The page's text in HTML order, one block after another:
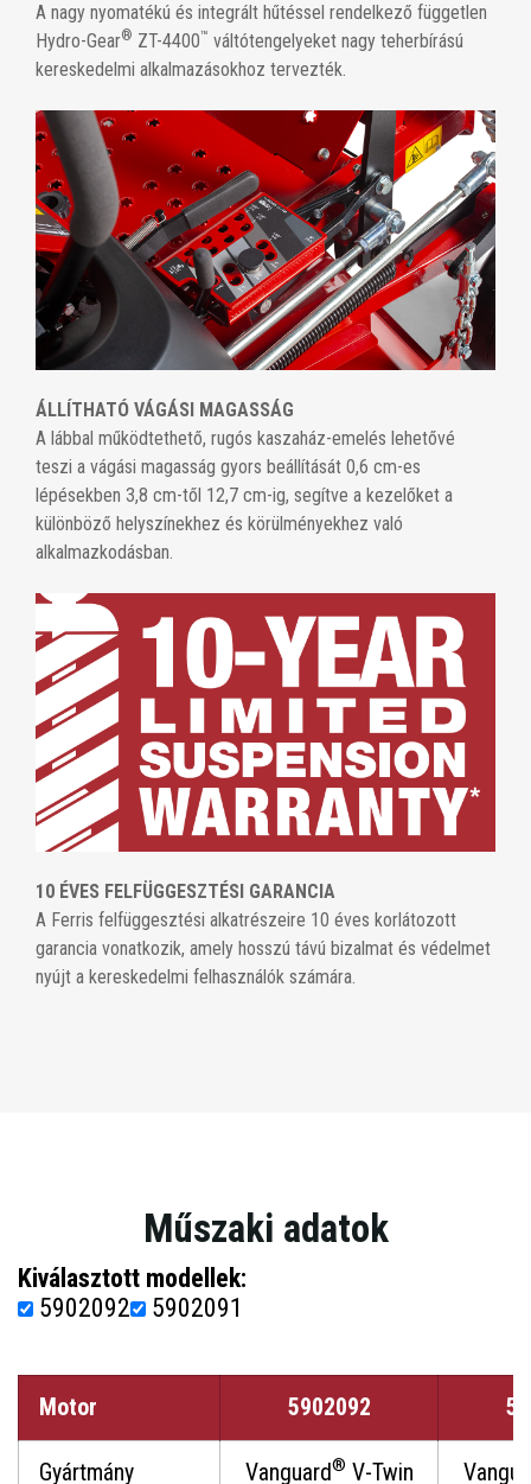
A nagy nyomatékú és integrált hűtéssel rendelkező független
Hydro-Gear® ZT-4400™ váltótengelyeket nagy teherbírású
kereskedelmi alkalmazásokhoz tervezték.
ÁLLÍTHATÓ VÁGÁSI MAGASSÁG
A lábbal működtethető, rugós kaszaház-emelés lehetővé
teszi a vágási magasság gyors beállítását 0,6 cm-es
lépésekben 3,8 cm-től 12,7 cm-ig, segítve a kezelőket a
különböző helyszínekhez és körülményekhez való
alkalmazkodásban.
10 ÉVES FELFÜGGESZTÉSI GARANCIA
A Ferris felfüggesztési alkatrészeire 10 éves korlátozott
garancia vonatkozik, amely hosszú távú bizalmat és védelmet
nyújt a kereskedelmi felhasználók számára.
Műszaki adatok
Kiválasztott modellek:
5902092
5902091
Motor 5902092
Gyártmány Vanguard® V-Twin